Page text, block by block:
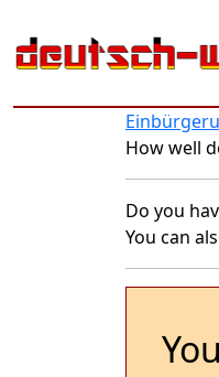
How well
Do you
You can